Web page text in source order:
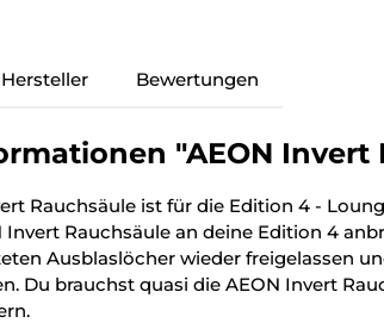
Hersteller Bewertungen
"AEON Invert
Rauchsäule ist für die Edition 4 -
Invert Rauchsäule an deine Edition 4
Ausblaslöcher wieder freigelassen
Du brauchst quasi die AEON Invert